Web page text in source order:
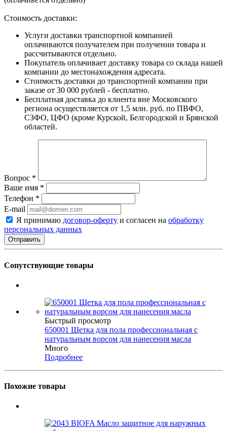
Стоимость доставки:
Услуги доставки транспортной компанией
оплачиваются получателем при получении товара и
рассчитываются отдельно.
Покупатель оплачивает доставку товара со склада нашей
компании до местонахождения адресата.
Стоимость доставки до транспортной компании при
заказе от 30 000 рублей - бесплатно.
Бесплатная доставка до клиента вне Московского
региона осуществляется от 1,5 млн. руб. по ПВФО,
СЗФО, ЦФО (кроме Курской, Белгородской и Брянской
областей.
Вопрос *
Ваше имя *
Телефон *
E-mail
Я принимаю договор-оферту и согласен на обработку
персональных данных
Сопутствующие товары
Быстрый просмотр
650001 Щетка для пола профессиональная с
натуральным ворсом для нанесения масла
Много
Подробнее
Похожие товары